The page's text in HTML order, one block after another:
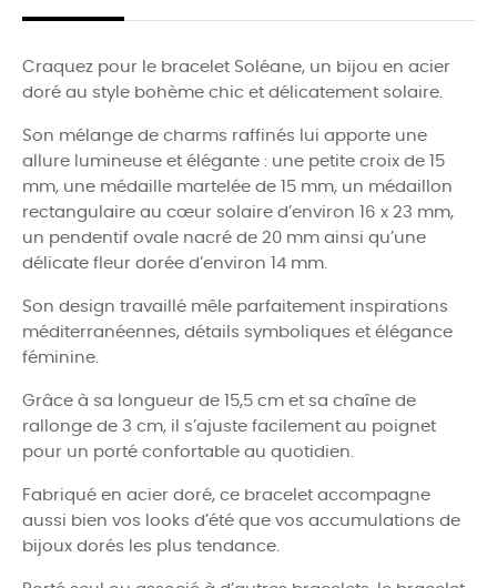
Craquez pour le bracelet Soléane, un bijou en acier
doré au style bohème chic et délicatement solaire.
Son mélange de charms raffinés lui apporte une
allure lumineuse et élégante : une petite croix de 15
mm, une médaille martelée de 15 mm, un médaillon
rectangulaire au cœur solaire d’environ 16 x 23 mm,
un pendentif ovale nacré de 20 mm ainsi qu’une
délicate fleur dorée d’environ 14 mm.
Son design travaillé mêle parfaitement inspirations
méditerranéennes, détails symboliques et élégance
féminine.
Grâce à sa longueur de 15,5 cm et sa chaîne de
rallonge de 3 cm, il s’ajuste facilement au poignet
pour un porté confortable au quotidien.
Fabriqué en acier doré, ce bracelet accompagne
aussi bien vos looks d’été que vos accumulations de
bijoux dorés les plus tendance.